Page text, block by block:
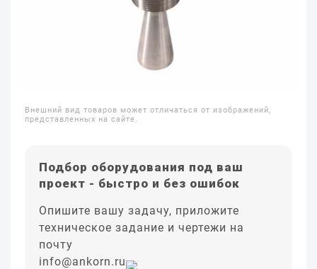
Внешний вид товаров может отличаться от изображений,
представленных на сайте.
Подбор оборудования под ваш
проект - быстро и без ошибок
Опишите вашу задачу, приложите
техническое задание и чертежи на
почту
info@ankorn.ru